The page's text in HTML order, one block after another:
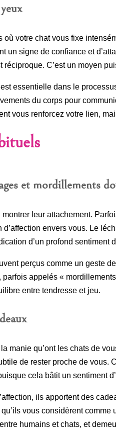
votre chat vous fixe
un signe de confiance et
C’est un moyen
essentielle dans le
du corps pour
vous renforcez votre lien,
et mordillements
leur attachement.
envers vous. Le
d’un profond sentiment
perçus comme un geste
appelés «
entre tendresse et jeu.
manie qu’ont les chats de
de rester proche de vous.
cela bâtit un sentiment
ils apportent des
vous considèrent
humains et chats, et